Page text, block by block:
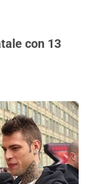
con 13